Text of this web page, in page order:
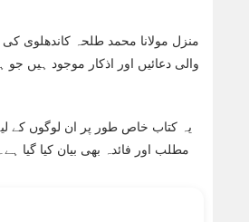
منزل مولانا محمد طلحہ کاندھلوی
والی دعائیں اور اذکار موجود ہیں
یہ کتاب خاص طور پر ان لوگوں کے
مطلب اور فائدہ بھی بیان کیا